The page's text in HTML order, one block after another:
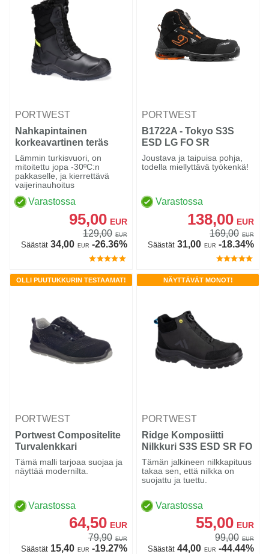
PORTWEST
Nahkapintainen
korkeavartinen teräs
talviturvasaapas S3L SC
HRO CI SR
Lämmin turkisvuori, on
mitoitettu jopa -30ºC:n
pakkaselle, ja kierrettävä
vaijerinauhoitus
Varastossa
95,00 EUR
129,00 EUR
Säästät34,00 EUR -26.36%
PORTWEST
B1722A - Tokyo S3S
ESD LG FO SR
Musta/oranssi
Joustava ja taipuisa pohja,
todella miellyttävä työkenkä!
Varastossa
138,00 EUR
169,00 EUR
Säästät31,00 EUR -18.34%
OLLI PUUTUKKURIN TESTAAMAT!
PORTWEST
Portwest Compositelite
Turvalenkkari
vaijerikiinnityksellä S1P
Tämä malli tarjoaa suojaa ja
näyttää modernilta.
Varastossa
64,50 EUR
79,90 EUR
Säästät15,40 EUR -19.27%
NÄYTTÄVÄT MONOT!
PORTWEST
Ridge Komposiitti
Nilkkuri S3S ESD SR FO
Musta/Sininen
Tämän jalkineen nilkkapituus
takaa sen, että nilkka on
suojattu ja tuettu.
Varastossa
55,00 EUR
99,00 EUR
Säästät44,00 EUR -44.44%